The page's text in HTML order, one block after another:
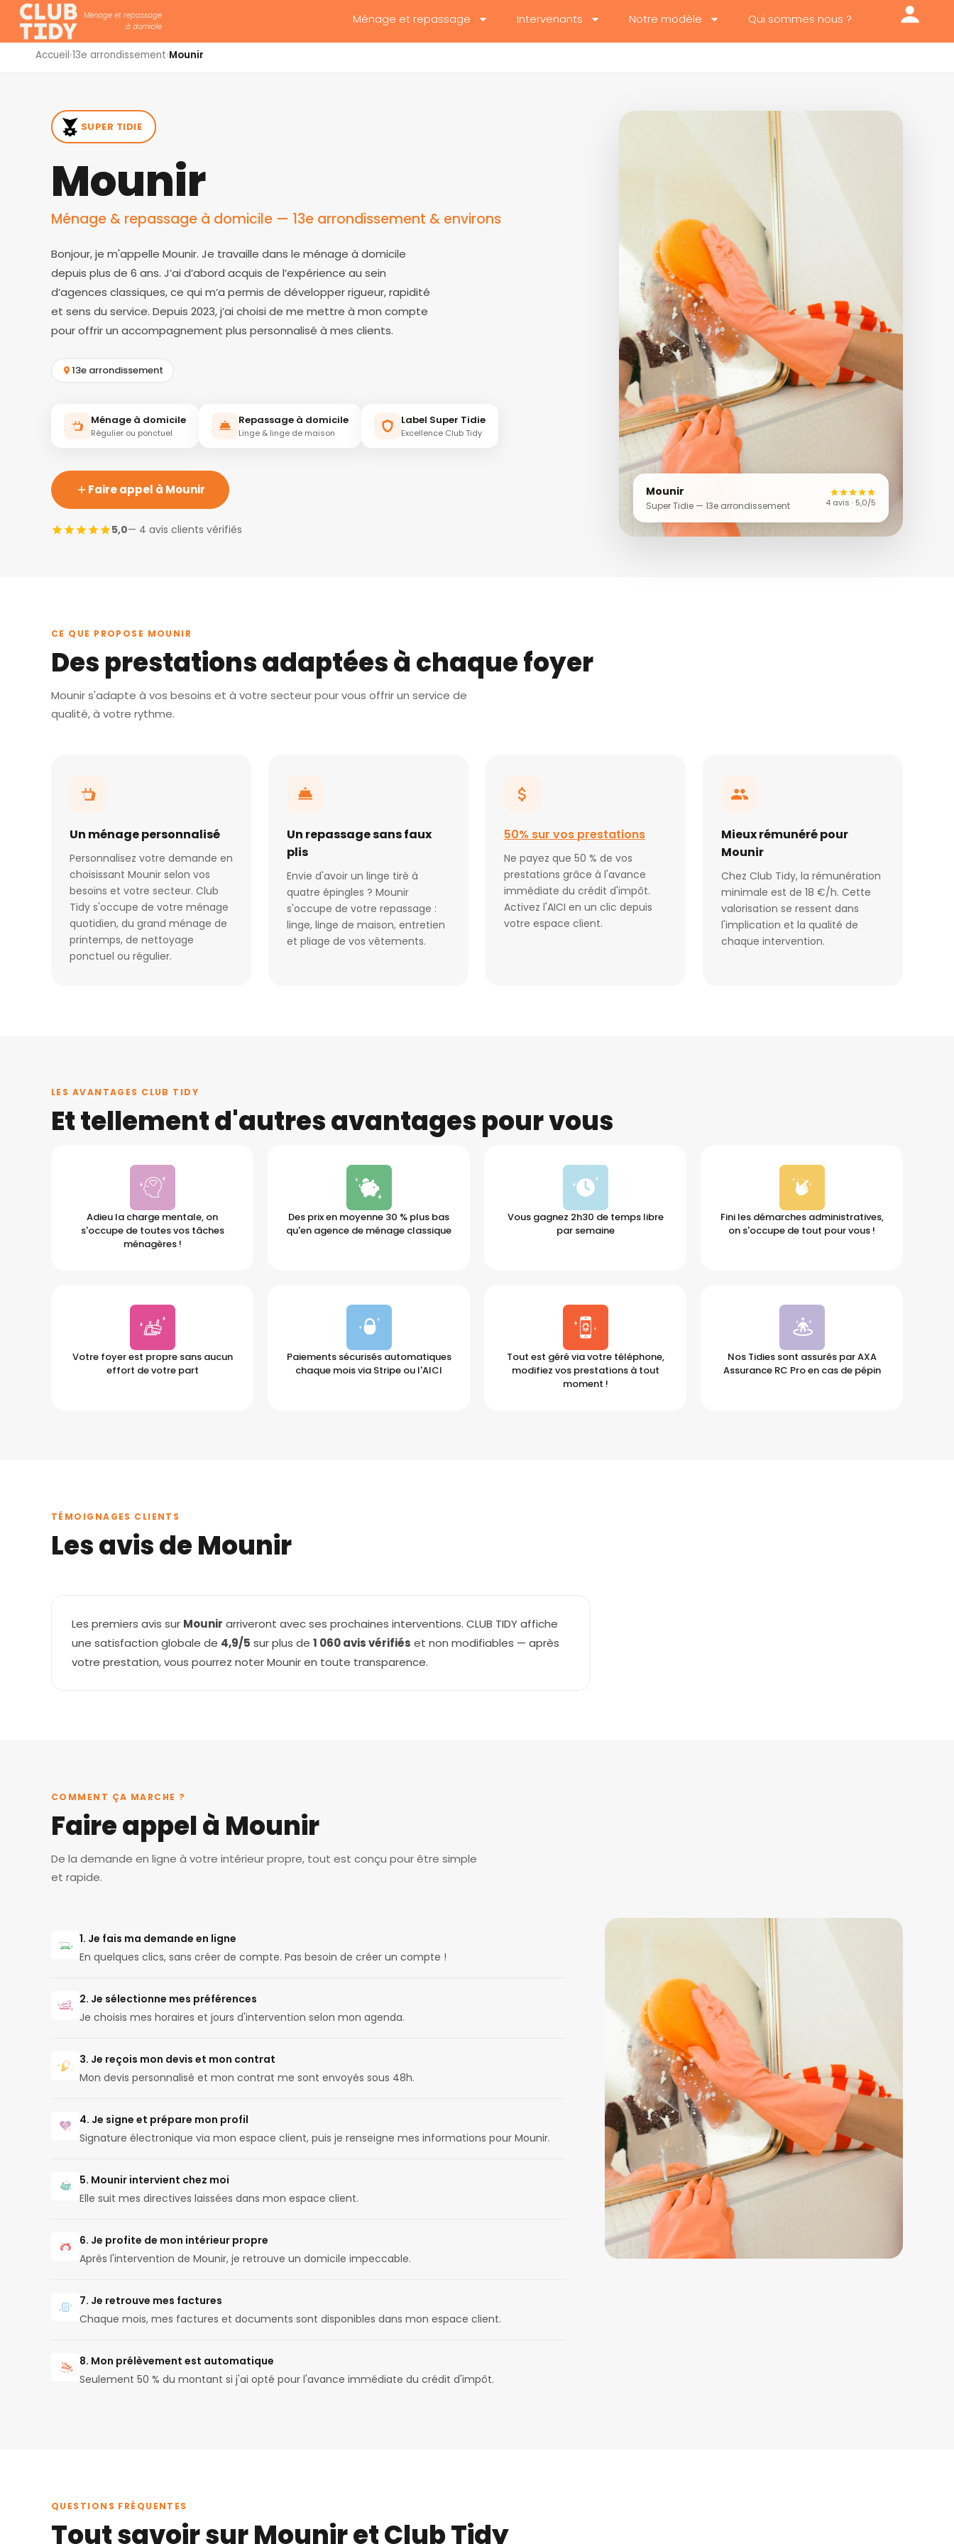
Ménage et repassage
à domicile
Ménage et repassage Intervenants Notre modèle Qui sommes nous ?
Accueil›13e arrondissement›Mounir
SUPER TIDIE
Mounir
Ménage & repassage à domicile — 13e arrondissement & environs
Bonjour, je m'appelle Mounir. Je travaille dans le ménage à domicile
depuis plus de 6 ans. J’ai d’abord acquis de l’expérience au sein
d’agences classiques, ce qui m’a permis de développer rigueur, rapidité
et sens du service. Depuis 2023, j’ai choisi de me mettre à mon compte
pour offrir un accompagnement plus personnalisé à mes clients.
13e arrondissement
Ménage à domicile
Régulier ou ponctuel
Repassage à domicile
Linge & linge de maison
Label Super Tidie
Excellence Club Tidy
Faire appel à Mounir
5,0— 4 avis clients vérifiés
Mounir
Super Tidie — 13e arrondissement 4 avis · 5,0/5
CE QUE PROPOSE MOUNIR
Des prestations adaptées à chaque foyer
Mounir s'adapte à vos besoins et à votre secteur pour vous offrir un service de
qualité, à votre rythme.
Un ménage personnalisé
Personnalisez votre demande en
choisissant Mounir selon vos
besoins et votre secteur. Club
Tidy s'occupe de votre ménage
quotidien, du grand ménage de
printemps, de nettoyage
ponctuel ou régulier.
Un repassage sans faux
plis
Envie d'avoir un linge tiré à
quatre épingles ? Mounir
s'occupe de votre repassage :
linge, linge de maison, entretien
et pliage de vos vêtements.
50% sur vos prestations
Ne payez que 50 % de vos
prestations grâce à l'avance
immédiate du crédit d'impôt.
Activez l'AICI en un clic depuis
votre espace client.
Mieux rémunéré pour
Mounir
Chez Club Tidy, la rémunération
minimale est de 18 €/h. Cette
valorisation se ressent dans
l'implication et la qualité de
chaque intervention.
LES AVANTAGES CLUB TIDY
Et tellement d'autres avantages pour vous
Adieu la charge mentale, on
s'occupe de toutes vos tâches
ménagères !
Des prix en moyenne 30 % plus bas
qu'en agence de ménage classique
Vous gagnez 2h30 de temps libre
par semaine
Fini les démarches administratives,
on s'occupe de tout pour vous !
Votre foyer est propre sans aucun
effort de votre part
Paiements sécurisés automatiques
chaque mois via Stripe ou l'AICI
Tout est géré via votre téléphone,
modifiez vos prestations à tout
moment !
Nos Tidies sont assurés par AXA
Assurance RC Pro en cas de pépin
TÉMOIGNAGES CLIENTS
Les avis de Mounir
Les premiers avis sur Mounir arriveront avec ses prochaines interventions. CLUB TIDY affiche
une satisfaction globale de 4,9/5 sur plus de 1 060 avis vérifiés et non modifiables — après
votre prestation, vous pourrez noter Mounir en toute transparence.
COMMENT ÇA MARCHE ?
Faire appel à Mounir
De la demande en ligne à votre intérieur propre, tout est conçu pour être simple
et rapide.
1. Je fais ma demande en ligne
En quelques clics, sans créer de compte. Pas besoin de créer un compte !
2. Je sélectionne mes préférences
Je choisis mes horaires et jours d'intervention selon mon agenda.
3. Je reçois mon devis et mon contrat
Mon devis personnalisé et mon contrat me sont envoyés sous 48h.
4. Je signe et prépare mon profil
Signature électronique via mon espace client, puis je renseigne mes informations pour Mounir.
5. Mounir intervient chez moi
Elle suit mes directives laissées dans mon espace client.
6. Je profite de mon intérieur propre
Après l'intervention de Mounir, je retrouve un domicile impeccable.
7. Je retrouve mes factures
Chaque mois, mes factures et documents sont disponibles dans mon espace client.
8. Mon prélèvement est automatique
Seulement 50 % du montant si j'ai opté pour l'avance immédiate du crédit d'impôt.
QUESTIONS FRÉQUENTES
Tout savoir sur Mounir et Club Tidy